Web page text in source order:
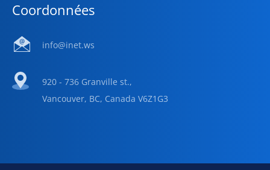
Coordonnées
info@inet.ws
920 - 736 Granville st.,
Vancouver, BC, Canada V6Z1G3